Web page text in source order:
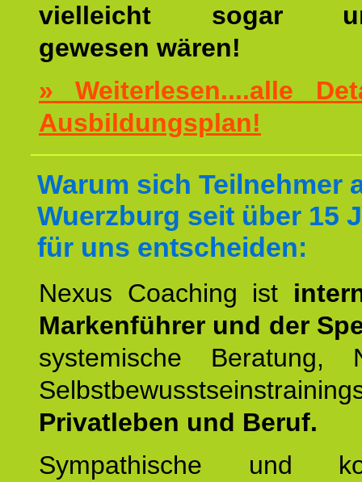
vielleicht sogar
gewesen wären!
» Weiterlesen....alle
Ausbildungsplan!
Warum sich Teilnehmer
Wuerzburg seit über 15
für uns entscheiden:
Nexus Coaching ist
Markenführer und der
systemische Beratung,
Privatleben und Beruf.
Sympathische und